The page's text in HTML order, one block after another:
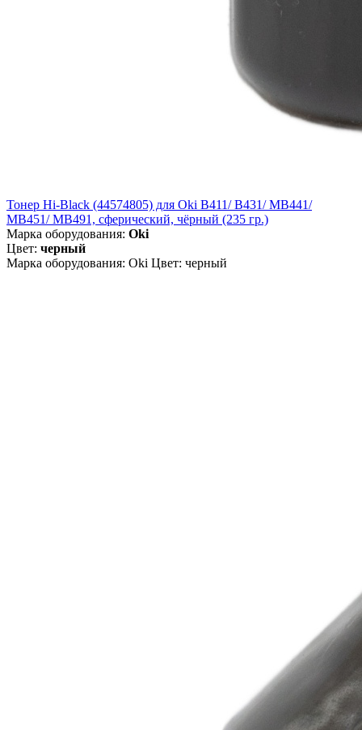
Тонер Hi-Black (44574805) для Oki B411/ B431/ MB441/
MB451/ MB491, сферический, чёрный (235 гр.)
Марка оборудования: Oki
Цвет: черный
Марка оборудования: Oki Цвет: черный